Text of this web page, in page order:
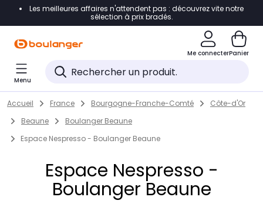
Accéder directement à la navigation
Accéder directement au pied de page
Accéder directement au chatbot
Les meilleures affaires n'attendent pas : découvrez vite notre
sélection à prix bradés.
Me connecterPanier
Menu
Skip to content
Return to Nav
Accueil France Bourgogne-Franche-Comté
Côte-d'Or
Beaune
Boulanger Beaune
Espace Nespresso - Boulanger Beaune
Espace Nespresso -
Boulanger Beaune